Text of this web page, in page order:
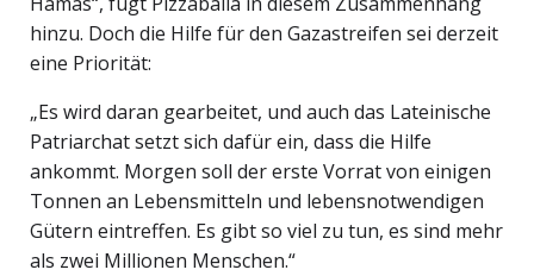
hinzu. Doch die Hilfe für den Gazastreifen sei derzeit
eine Priorität:
„Es wird daran gearbeitet, und auch das Lateinische
Patriarchat setzt sich dafür ein, dass die Hilfe
ankommt. Morgen soll der erste Vorrat von einigen
Tonnen an Lebensmitteln und lebensnotwendigen
Gütern eintreffen. Es gibt so viel zu tun, es sind mehr
als zwei Millionen Menschen.“